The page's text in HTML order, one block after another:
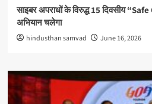
साइबर अपराधों के विरुद्ध 15 दिवसीय
अभियान चलेगा
hindusthan samvad June 16, 2026